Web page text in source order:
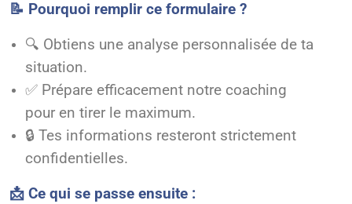
📝 Pourquoi remplir ce formulaire ?
🔍 Obtiens une analyse personnalisée de ta
situation.
✅ Prépare efficacement notre coaching
pour en tirer le maximum.
🔒 Tes informations resteront strictement
confidentielles.
📩 Ce qui se passe ensuite :